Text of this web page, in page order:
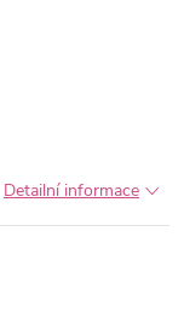
Detailní informace